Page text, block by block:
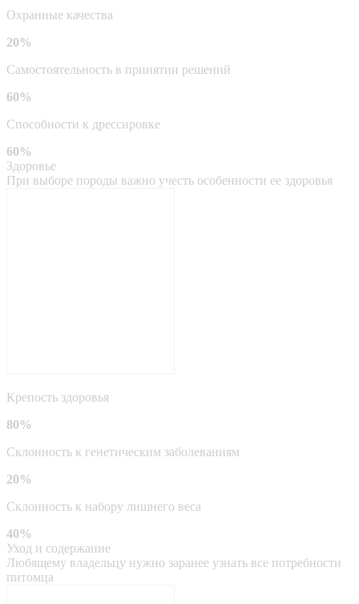
Охранные качества
20%
Самостоятельность в принятии решений
60%
Способности к дрессировке
60%
Здоровье
При выборе породы важно учесть особенности ее здоровья
Крепость здоровья
80%
Склонность к генетическим заболеваниям
20%
Склонность к набору лишнего веса
40%
Уход и содержание
Любящему владельцу нужно заранее узнать все потребности
питомца